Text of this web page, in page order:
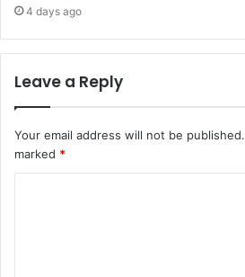
4 days ago
Leave a Reply
Your email address will not be published.
marked *